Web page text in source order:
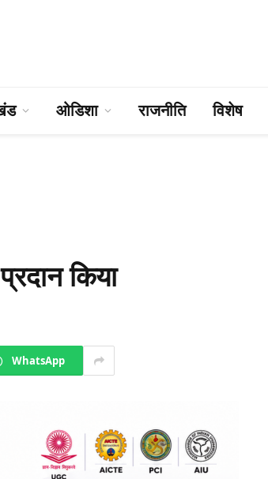
ओडिशा राजनीति विशेष
किया
WhatsApp